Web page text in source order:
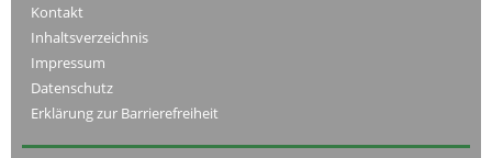
Kontakt
Inhaltsverzeichnis
Impressum
Datenschutz
Erklärung zur Barrierefreiheit